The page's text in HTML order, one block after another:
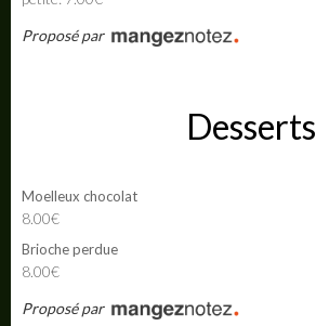
Proposé par
Desserts
Moelleux chocolat
8.00€
Brioche perdue
8.00€
Proposé par